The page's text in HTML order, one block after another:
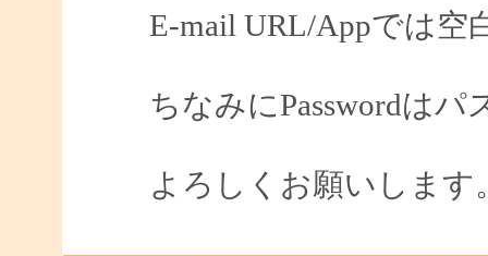
E-mail URL/Appでは
ちなみにPasswordは
よろしくお願いします